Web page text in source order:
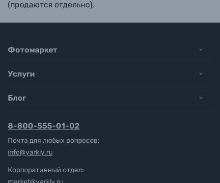
(продаются отдельно).
Фотомаркет
Услуги
Блог
8-800-555-01-02
Почта для любых вопросов:
info@yarkiy.ru
Корпоративный отдел: